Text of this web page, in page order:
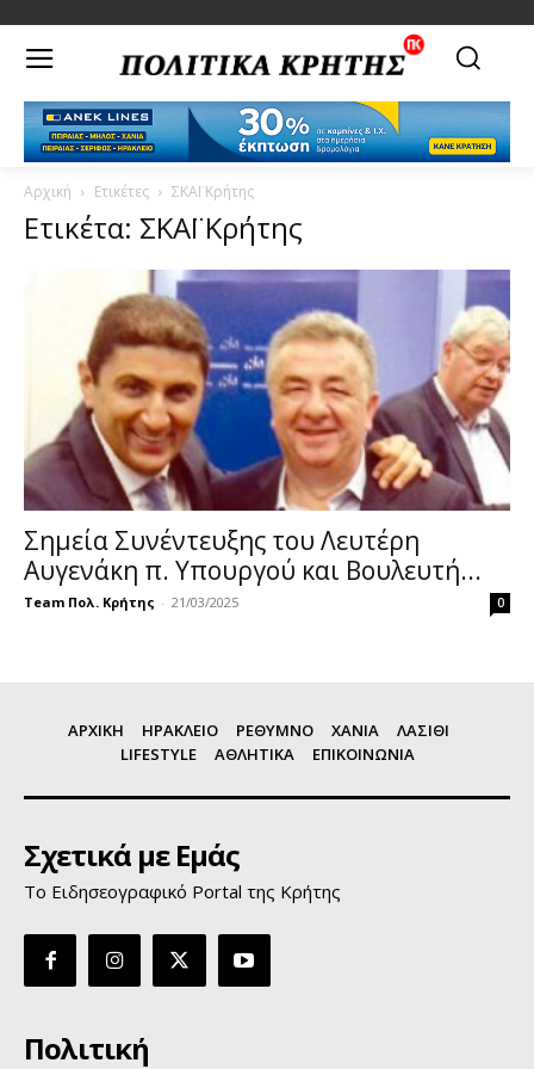
Αρχική Ετικέτες ΣΚΑΪ Κρήτης
Ετικέτα: ΣΚΑΪ Κρήτης
Σημεία Συνέντευξης του Λευτέρη
Αυγενάκη π. Υπουργού και Βουλευτή...
Team Πολ. Κρήτης - 21/03/2025 0
ΑΡΧΙΚΗ ΗΡΑΚΛΕΙΟ ΡΕΘΥΜΝΟ ΧΑΝΙΑ
ΛΑΣΙΘΙ
LIFESTYLE
ΑΘΛΗΤΙΚΑ ΕΠΙΚΟΙΝΩΝΙΑ
Σχετικά με Εμάς
Το Ειδησεογραφικό Portal της Κρήτης
Πολιτική